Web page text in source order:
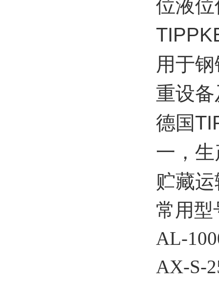
位液
用于
重设
德国
一，
贮藏
常用
AL-
AX-S-